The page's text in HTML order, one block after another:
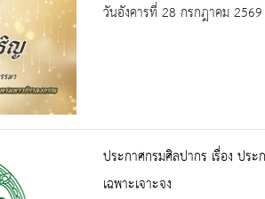
วันอังคารที่ 28 กรกฎาคม
ประกาศกรมศิลปากร เรื่อง ปร
เฉพาะเจาะจง